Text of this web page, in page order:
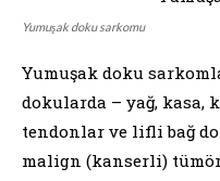
Yumuşak doku sarkomu
Yumuşak doku
dokularda – yağ, kasa,
tendonlar ve lifli bağ
malign (kanserli)